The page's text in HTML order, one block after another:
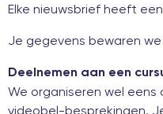
Elke nieuwsbrief heeft
Je gegevens bewaren
Deelnemen aan een
We organiseren wel eens
videobel-besprekingen.